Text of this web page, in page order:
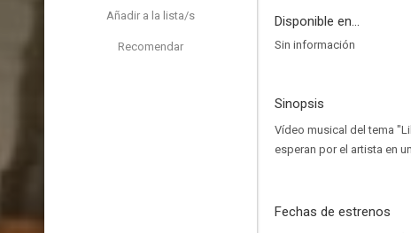
Añadir a la lista/s
Recomendar
Disponible en...
Sin información
Sinopsis
Vídeo musical del tema
esperan por el artista en
Fechas de estrenos